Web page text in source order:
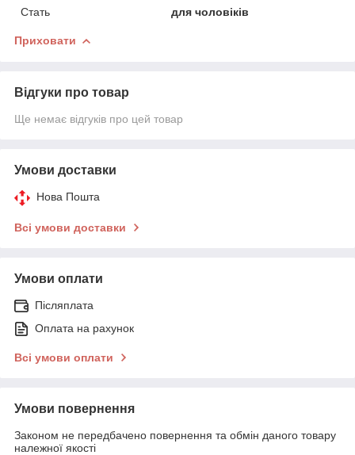
Стать
для чоловіків
Приховати
Відгуки про товар
Ще немає відгуків про цей товар
Умови доставки
Нова Пошта
Всі умови доставки
Умови оплати
Післяплата
Оплата на рахунок
Всі умови оплати
Умови повернення
Законом не передбачено повернення та обмін даного товару
належної якості